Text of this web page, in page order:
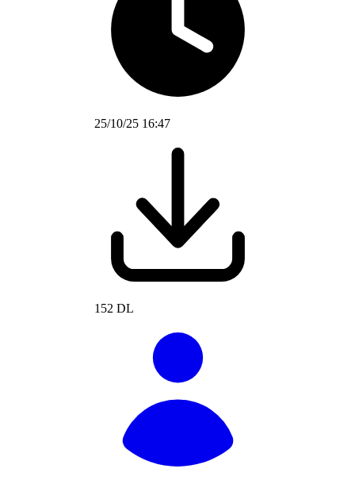
25/10/25 16:47
152 DL